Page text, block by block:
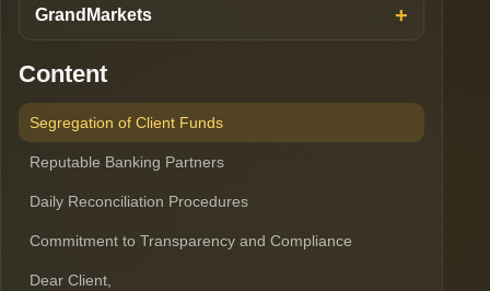
GrandMarkets
Content
Segregation of Client Funds
Reputable Banking Partners
Daily Reconciliation Procedures
Commitment to Transparency and Compliance
Dear Client,